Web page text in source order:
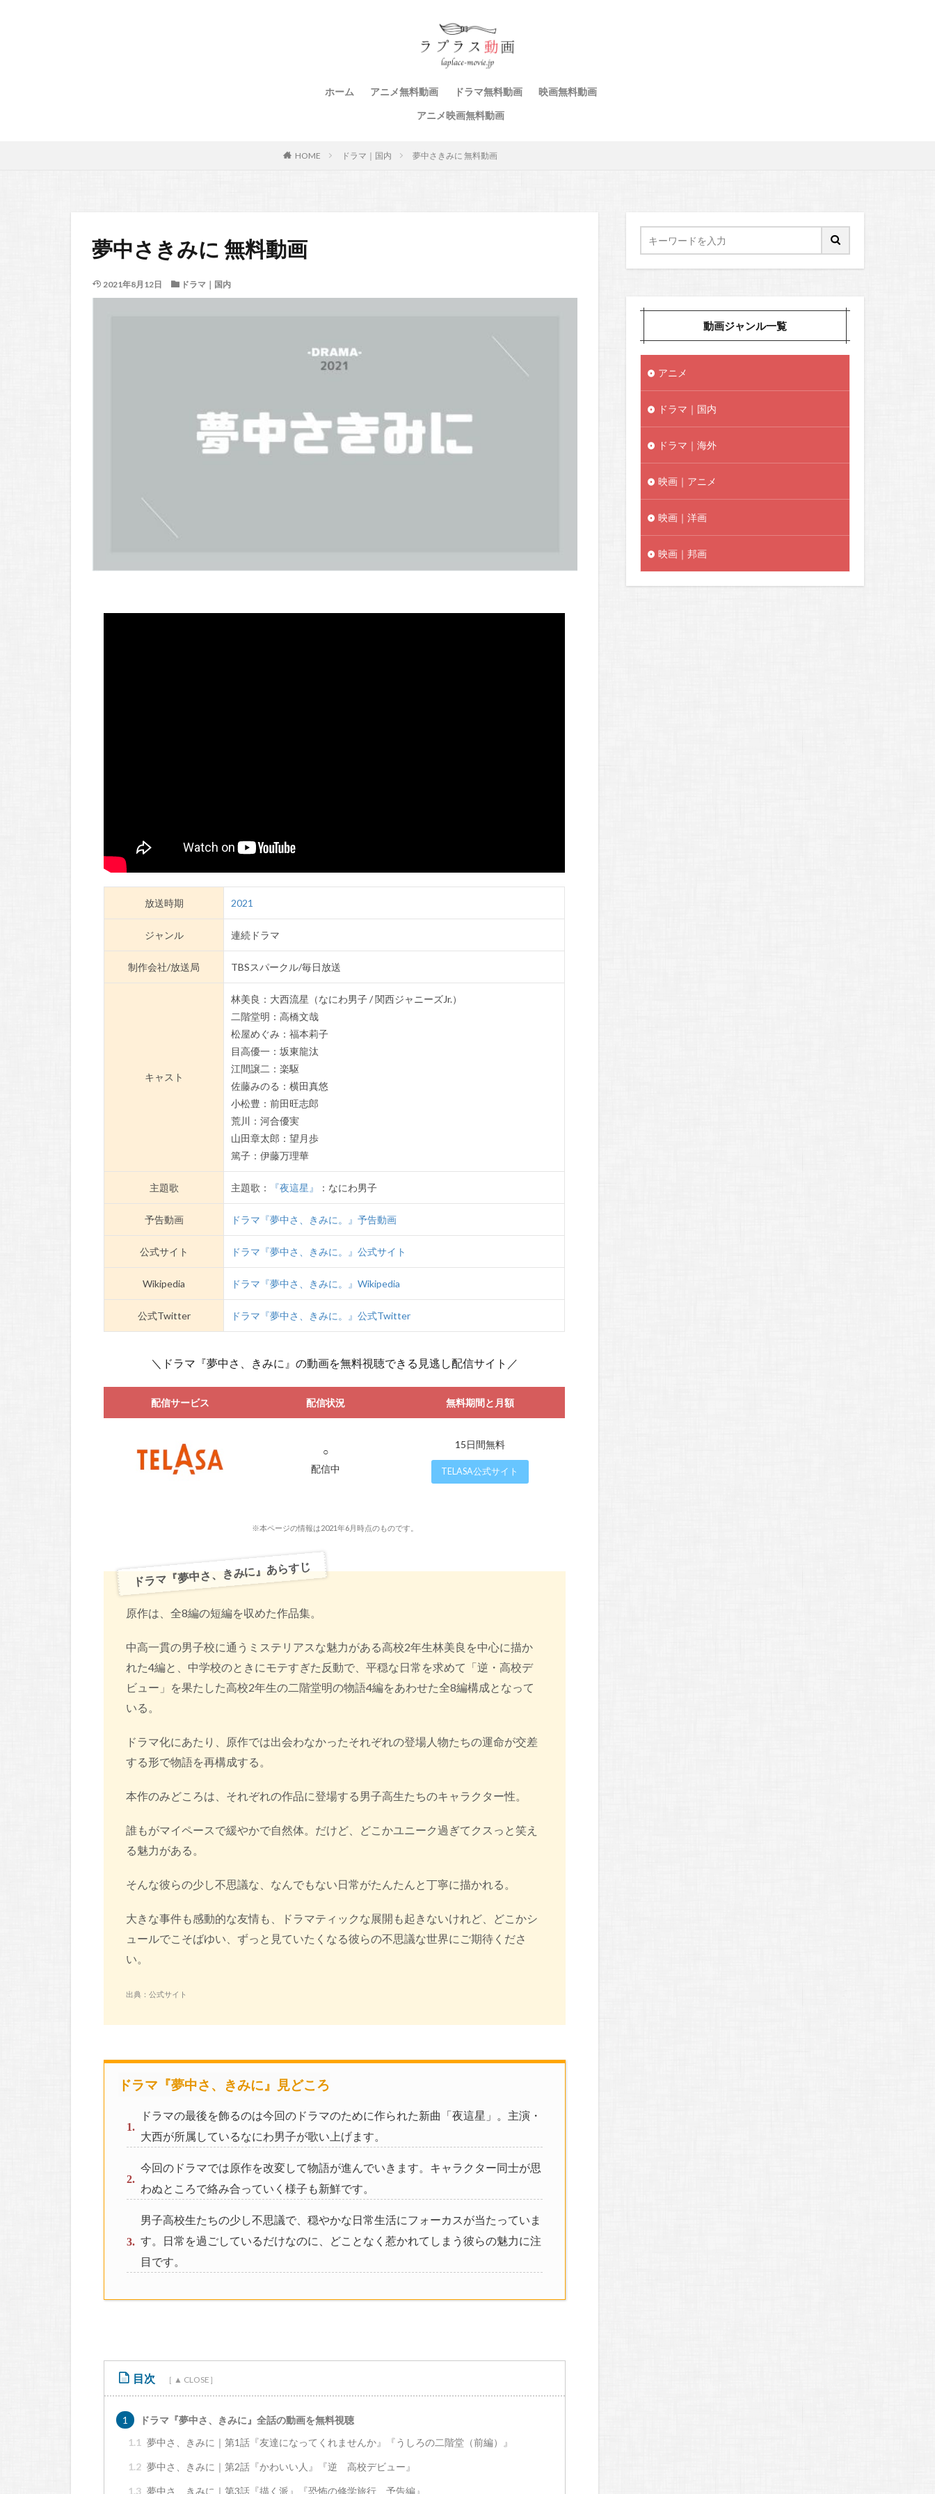
ホーム アニメ無料動画 ドラマ無料動画
映画無料動画
アニメ映画無料動画
HOME ドラマ｜国内 夢中さきみに 無料動画
夢中さきみに 無料動画
2021年8月12日 ドラマ｜国内
放送時期 2021
ジャンル 連続ドラマ
制作会社/放送局 TBSスパークル/毎日放送
キャスト
林美良：大西流星（なにわ男子 / 関西ジャニーズJr.）
二階堂明：高橋文哉
松屋めぐみ：福本莉子
目高優一：坂東龍汰
江間譲二：楽駆
佐藤みのる：横田真悠
小松豊：前田旺志郎
荒川：河合優実
山田章太郎：望月歩
篤子：伊藤万理華
主題歌 主題歌： 『夜這星』 ：なにわ男子
予告動画 ドラマ『夢中さ、きみに。』予告動画
公式サイト ドラマ『夢中さ、きみに。』公式サイト
Wikipedia ドラマ『夢中さ、きみに。』Wikipedia
公式Twitter ドラマ『夢中さ、きみに。』公式Twitter
＼ドラマ『夢中さ、きみに』の動画を無料視聴できる見逃し配信サイト／
配信サービス 配信状況 無料期間と月額
○
配信中
15日間無料
TELASA公式サイト
※本ページの情報は2021年6月時点のものです。
ドラマ『夢中さ、きみに』あらすじ
原作は、全8編の短編を収めた作品集。
中高一貫の男子校に通うミステリアスな魅力がある高校2年生林美良を中心に描か
れた4編と、中学校のときにモテすぎた反動で、平穏な日常を求めて「逆・高校デ
ビュー」を果たした高校2年生の二階堂明の物語4編をあわせた全8編構成となって
いる。
ドラマ化にあたり、原作では出会わなかったそれぞれの登場人物たちの運命が交差
する形で物語を再構成する。
本作のみどころは、それぞれの作品に登場する男子高生たちのキャラクター性。
誰もがマイペースで緩やかで自然体。だけど、どこかユニーク過ぎてクスっと笑え
る魅力がある。
そんな彼らの少し不思議な、なんでもない日常がたんたんと丁寧に描かれる。
大きな事件も感動的な友情も、ドラマティックな展開も起きないけれど、どこかシ
ュールでこそばゆい、ずっと見ていたくなる彼らの不思議な世界にご期待くださ
い。
出典：公式サイト
ドラマ『夢中さ、きみに』見どころ
ドラマの最後を飾るのは今回のドラマのために作られた新曲「夜這星」。主演・
大西が所属しているなにわ男子が歌い上げます。
今回のドラマでは原作を改変して物語が進んでいきます。キャラクター同士が思
わぬところで絡み合っていく様子も新鮮です。
男子高校生たちの少し不思議で、穏やかな日常生活にフォーカスが当たっていま
す。日常を過ごしているだけなのに、どことなく惹かれてしまう彼らの魅力に注
目です。
目次
1
ドラマ『夢中さ、きみに』全話の動画を無料視聴
1.1 夢中さ、きみに｜第1話『友達になってくれませんか』『うしろの二階堂（前編）』
1.2 夢中さ、きみに｜第2話『かわいい人』『逆 高校デビュー』
1.3 夢中さ、きみに｜第3話『描く派』『恐怖の修学旅行 予告編』
動画ジャンル一覧
アニメ
ドラマ｜国内
ドラマ｜海外
映画｜アニメ
映画｜洋画
映画｜邦画